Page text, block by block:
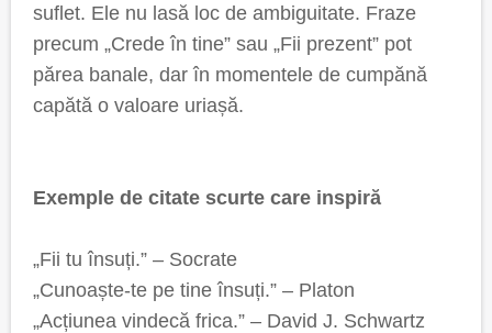
suflet. Ele nu lasă loc de ambiguitate. Fraze
precum „Crede în tine” sau „Fii prezent” pot
părea banale, dar în momentele de cumpănă
capătă o valoare uriașă.
Exemple de citate scurte care inspiră
„Fii tu însuți.” – Socrate
„Cunoaște-te pe tine însuți.” – Platon
„Acțiunea vindecă frica.” – David J. Schwartz